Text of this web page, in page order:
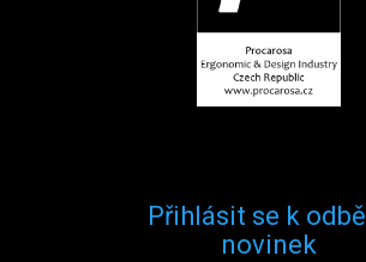
Přihlásit se k
novinek